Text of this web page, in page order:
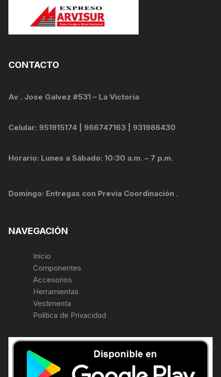
CONTACTO
Av . Jose Galvez #531 – La Victoria
Celular: 951915174 | 966747163 | 931986430
Horario: Lunes a Sábado: 10:30 a.m. – 7 p.m.
Domingo: Entregas con Previa Coordinación .
NAVEGACIÓN
Inicio
Componentes
Accesorios
Herramientas
Vestimenta
Política de Privacidad